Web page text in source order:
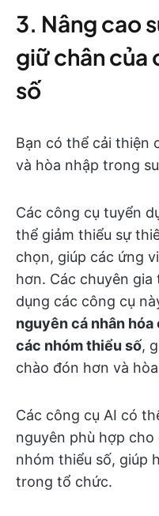
3. Nâng cao
giữ chân của
số
Bạn có thể cải thiện
và hòa nhập trong
Các công cụ tuyển
thể giảm thiểu sự
chọn, giúp các ứng
hơn. Các chuyên
dụng các công cụ
nguyên cá nhân
các nhóm thiểu số,
chào đón hơn và
Các công cụ AI có
nguyên phù hợp
nhóm thiểu số, giúp
trong tổ chức.